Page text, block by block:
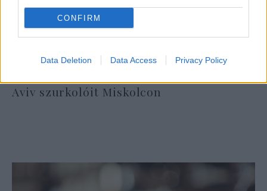
CONFIRM
Data Deletion Data Access Privacy Policy
Aviv szurkolóit Miskolcon